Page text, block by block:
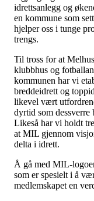
idrettsanlegg og
en kommune som
hjelper oss i tunge
trengs.
Til tross for at
klubbhus og
kommunen har vi
breddeidrett og
likevel vært
dyrtid som dessverre
Likeså har vi holdt
at MIL gjennom
delta i idrett.
Å gå med MIL-
som er spesielt i å
medlemskapet en